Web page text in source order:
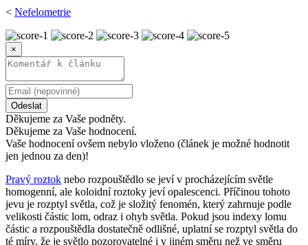
< Nefelometrie
×
Odeslat
Děkujeme za Vaše podněty.
Děkujeme za Vaše hodnocení.
Vaše hodnocení ovšem nebylo vloženo (článek je možné hodnotit
jen jednou za den)!
Pravý roztok nebo rozpouštědlo se jeví v procházejícím světle
homogenní, ale koloidní roztoky jeví opalescenci. Příčinou tohoto
jevu je rozptyl světla, což je složitý fenomén, který zahrnuje podle
velikosti částic lom, odraz i ohyb světla. Pokud jsou indexy lomu
částic a rozpouštědla dostatečně odlišné, uplatní se rozptyl světla do
té míry, že je světlo pozorovatelné i v jiném směru než ve směru